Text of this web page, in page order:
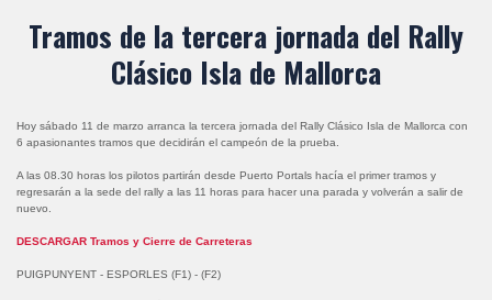
Tramos de la tercera jornada del Rally
Clásico Isla de Mallorca
Hoy sábado 11 de marzo arranca la tercera jornada del Rally Clásico Isla de Mallorca con
6 apasionantes tramos que decidirán el campeón de la prueba.
A las 08.30 horas los pilotos partirán desde Puerto Portals hacía el primer tramos y
regresarán a la sede del rally a las 11 horas para hacer una parada y volverán a salir de
nuevo.
DESCARGAR Tramos y Cierre de Carreteras
PUIGPUNYENT - ESPORLES (F1) - (F2)